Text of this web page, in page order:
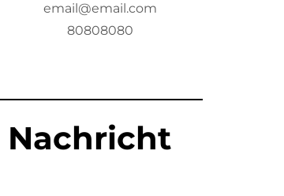
email@email.com
80808080
Nachricht